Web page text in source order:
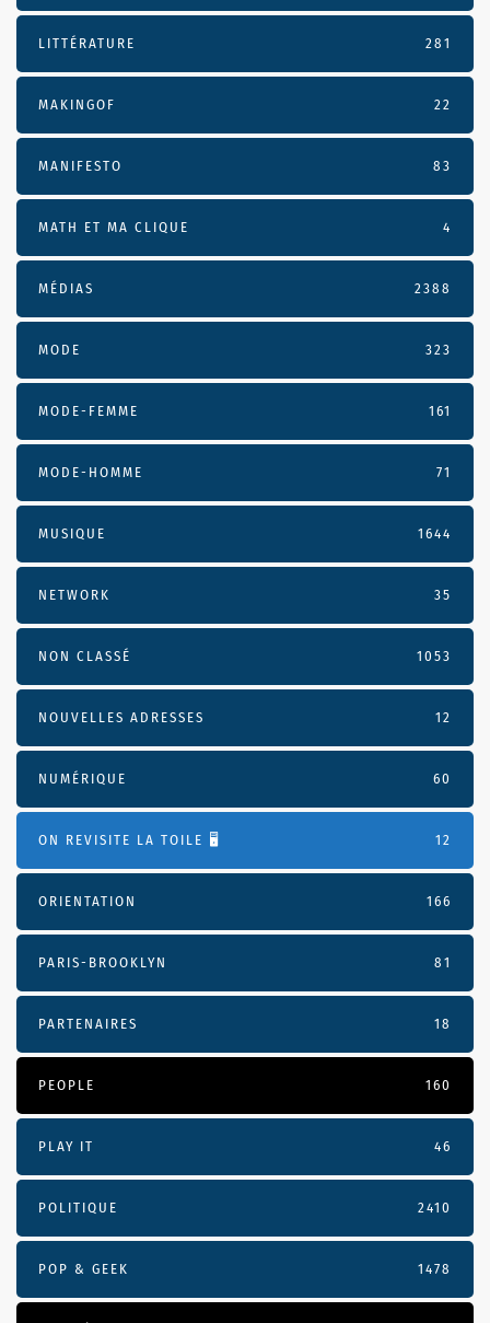
LITTÉRATURE 281
MAKINGOF 22
MANIFESTO 83
MATH ET MA CLIQUE 4
MÉDIAS 2388
MODE 323
MODE-FEMME 161
MODE-HOMME 71
MUSIQUE 1644
NETWORK 35
NON CLASSÉ 1053
NOUVELLES ADRESSES 12
NUMÉRIQUE 60
ON REVISITE LA TOILE 🖥️ 12
ORIENTATION 166
PARIS-BROOKLYN 81
PARTENAIRES 18
PEOPLE 160
PLAY IT 46
POLITIQUE 2410
POP & GEEK 1478